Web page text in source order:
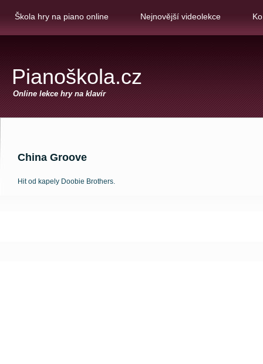
Škola hry na piano online Nejnovější videolekce
Pianoškola.cz
Online lekce hry na klavír
China Groove
Hit od kapely Doobie Brothers.